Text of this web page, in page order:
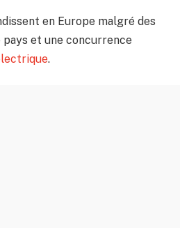
en Europe malgré des
et une concurrence
.